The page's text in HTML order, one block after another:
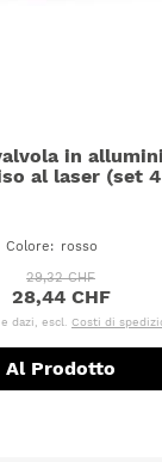
in
al laser (set
Colore: rosso
29,32 CHF
28,44 CHF
dazi, escl. Costi di
Al Prodotto